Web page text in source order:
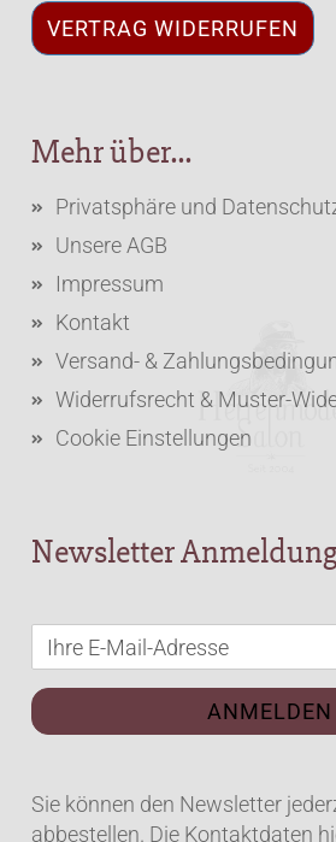
VERTRAG WIDERRUFEN
Mehr über...
Privatsphäre und
Unsere AGB
Impressum
Kontakt
Versand- &
Widerrufsrecht & Muster-
Cookie Einstellungen
Newsletter Anmeldung
ANMELDEN
Sie können den Newsletter
abbestellen. Die Kontaktdaten